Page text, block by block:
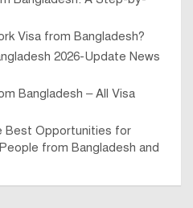
Visa from Bangladesh?
2026-Update News
Bangladesh – All Visa
Best Opportunities for
from Bangladesh and